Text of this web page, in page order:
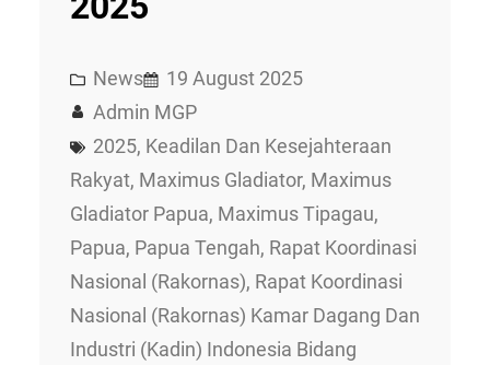
News
19 August 2025
Admin MGP
2025, Keadilan Dan Kesejahteraan
Rakyat, Maximus Gladiator, Maximus
Gladiator Papua, Maximus Tipagau
Papua, Papua Tengah, Rapat Koordinasi
Nasional (Rakornas), Rapat Koordinasi
Nasional (Rakornas) Kamar Dagang Dan
Industri (Kadin) Indonesia Bidang